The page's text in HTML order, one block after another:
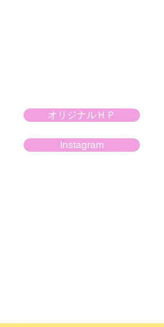
オリジナルＨＰ
Instagram